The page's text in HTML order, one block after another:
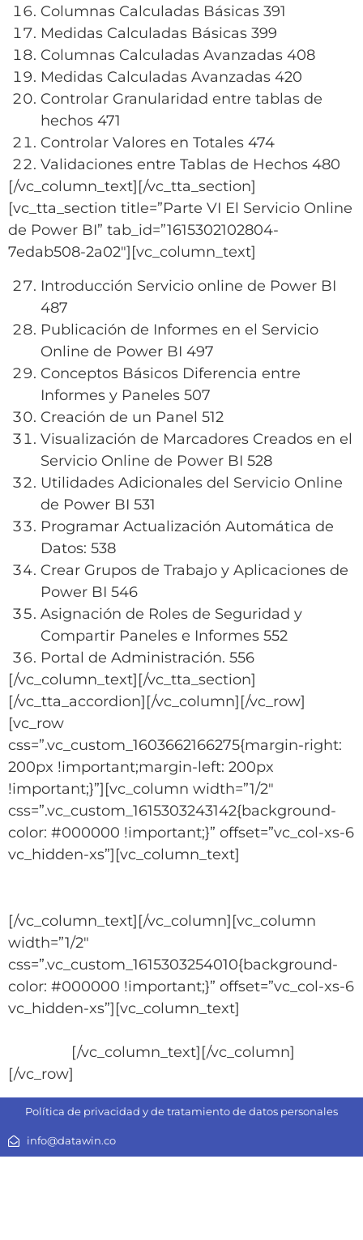
Columnas Calculadas Básicas 391
Medidas Calculadas Básicas 399
Columnas Calculadas Avanzadas 408
Medidas Calculadas Avanzadas 420
Controlar Granularidad entre tablas de
hechos 471
Controlar Valores en Totales 474
Validaciones entre Tablas de Hechos 480
[/vc_column_text][/vc_tta_section]
[vc_tta_section title=”Parte VI El Servicio Online
de Power BI” tab_id=”1615302102804-
7edab508-2a02″][vc_column_text]
Introducción Servicio online de Power BI
487
Publicación de Informes en el Servicio
Online de Power BI 497
Conceptos Básicos Diferencia entre
Informes y Paneles 507
Creación de un Panel 512
Visualización de Marcadores Creados en el
Servicio Online de Power BI 528
Utilidades Adicionales del Servicio Online
de Power BI 531
Programar Actualización Automática de
Datos: 538
Crear Grupos de Trabajo y Aplicaciones de
Power BI 546
Asignación de Roles de Seguridad y
Compartir Paneles e Informes 552
Portal de Administración. 556
[/vc_column_text][/vc_tta_section]
[/vc_tta_accordion][/vc_column][/vc_row]
[vc_row
css=”.vc_custom_1603662166275{margin-right:
200px !important;margin-left: 200px
!important;}”][vc_column width=”1/2″
css=”.vc_custom_1615303243142{background-
color: #000000 !important;}” offset=”vc_col-xs-6
vc_hidden-xs”][vc_column_text]
[/vc_column_text][/vc_column][vc_column
width=”1/2″
css=”.vc_custom_1615303254010{background-
color: #000000 !important;}” offset=”vc_col-xs-6
vc_hidden-xs”][vc_column_text]
[/vc_column_text][/vc_column]
[/vc_row]
Política de privacidad y de tratamiento de datos personales
info@datawin.co